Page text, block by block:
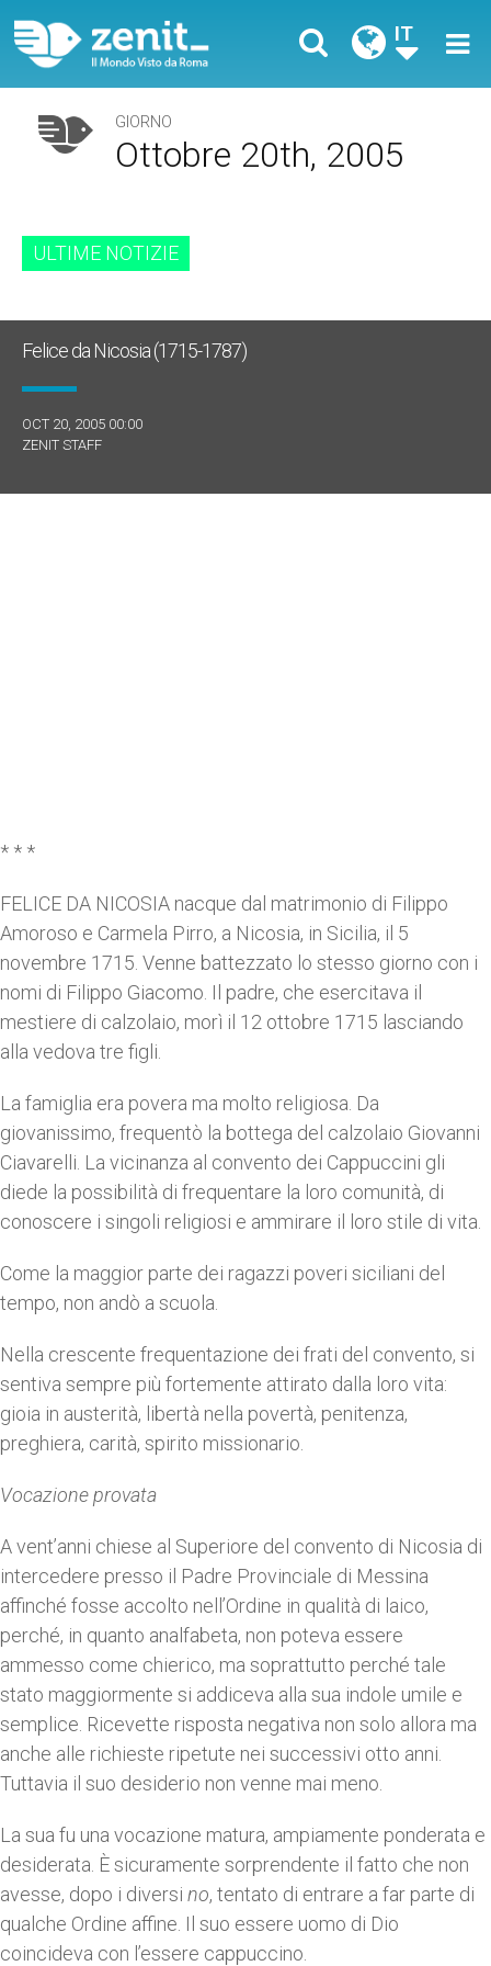
IT
GIORNO
Ottobre 20th, 2005
ULTIME NOTIZIE
Felice da Nicosia (1715-1787)
OCT 20, 2005 00:00
ZENIT STAFF
* * *
FELICE DA NICOSIA nacque dal matrimonio di Filippo
Amoroso e Carmela Pirro, a Nicosia, in Sicilia, il 5
novembre 1715. Venne battezzato lo stesso giorno con i
nomi di Filippo Giacomo. Il padre, che esercitava il
mestiere di calzolaio, morì il 12 ottobre 1715 lasciando
alla vedova tre figli.
La famiglia era povera ma molto religiosa. Da
giovanissimo, frequentò la bottega del calzolaio Giovanni
Ciavarelli. La vicinanza al convento dei Cappuccini gli
diede la possibilità di frequentare la loro comunità, di
conoscere i singoli religiosi e ammirare il loro stile di vita.
Come la maggior parte dei ragazzi poveri siciliani del
tempo, non andò a scuola.
Nella crescente frequentazione dei frati del convento, si
sentiva sempre più fortemente attirato dalla loro vita:
gioia in austerità, libertà nella povertà, penitenza,
preghiera, carità, spirito missionario.
Vocazione provata
A vent’anni chiese al Superiore del convento di Nicosia di
intercedere presso il Padre Provinciale di Messina
affinché fosse accolto nell’Ordine in qualità di laico,
perché, in quanto analfabeta, non poteva essere
ammesso come chierico, ma soprattutto perché tale
stato maggiormente si addiceva alla sua indole umile e
semplice. Ricevette risposta negativa non solo allora ma
anche alle richieste ripetute nei successivi otto anni.
Tuttavia il suo desiderio non venne mai meno.
La sua fu una vocazione matura, ampiamente ponderata e
desiderata. È sicuramente sorprendente il fatto che non
avesse, dopo i diversi no, tentato di entrare a far parte di
qualche Ordine affine. Il suo essere uomo di Dio
coincideva con l’essere cappuccino.